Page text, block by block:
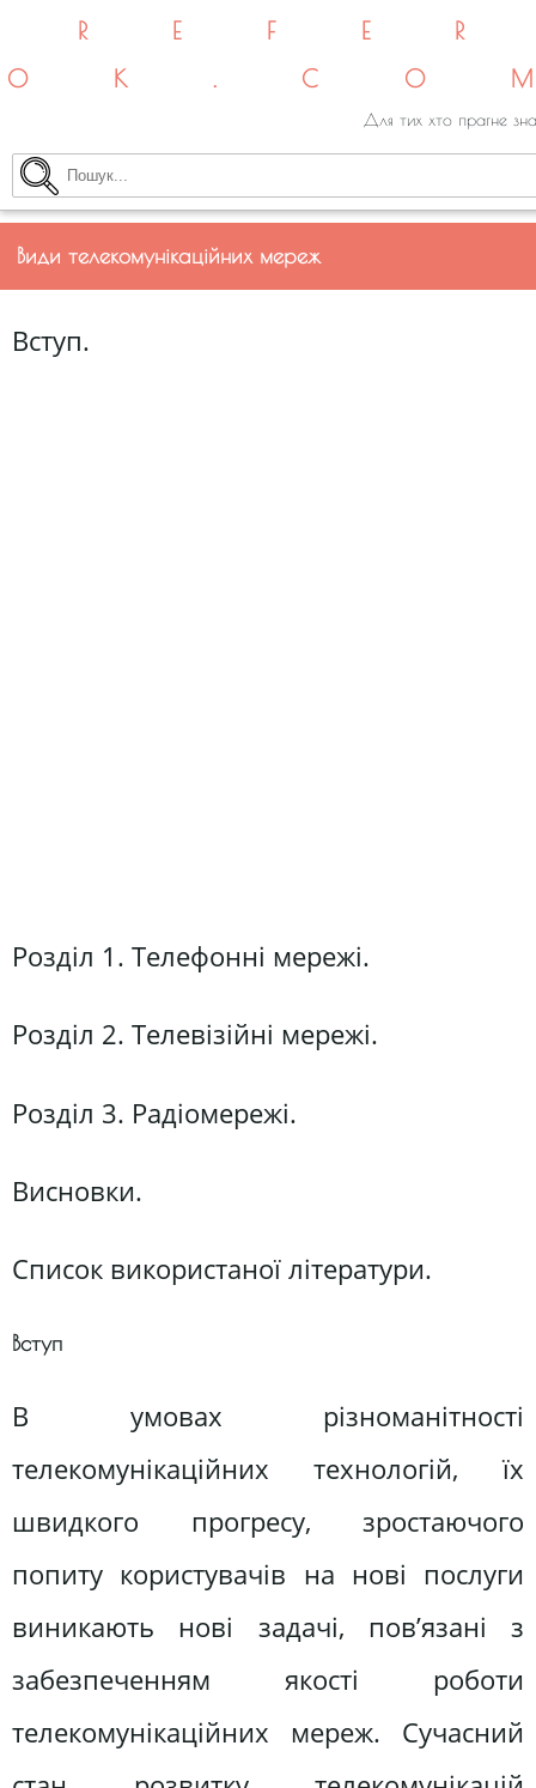
Для тих хто прагне
Види телекомунікаційних мереж
Вступ.
Розділ 1. Телефонні мережі.
Розділ 2. Телевізійні мережі.
Розділ 3. Радіомережі.
Висновки.
Список використаної літератури.
Вступ
В умовах різноманітності
телекомунікаційних технологій, їх
швидкого прогресу, зростаючого
попиту користувачів на нові послуги
виникають нові задачі, пов’язані з
забезпеченням якості роботи
телекомунікаційних мереж. Сучасний